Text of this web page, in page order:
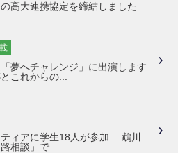
高大連携協定を締結しました
夢へチャレンジ」に出演します
これからの...
ィアに学生18人が参加 ―鵡川
相談」で...